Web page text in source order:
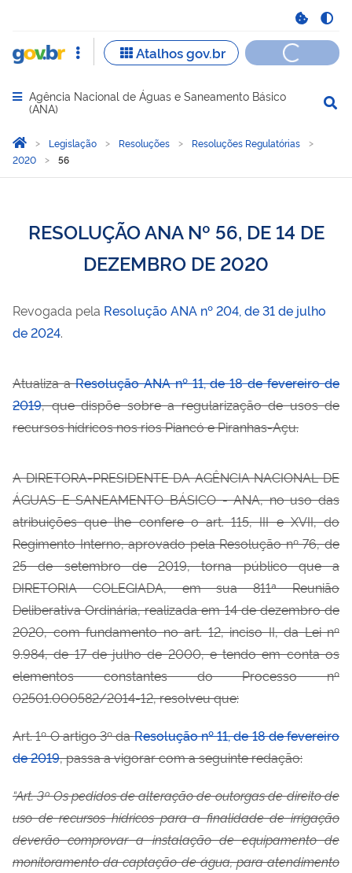
Abrir menu principal de navegação
Agência Nacional de Águas e Saneamento Básico
(ANA)
Você está aqui:
Página Inicial
Legislação Resoluções
Resoluções Regulatórias
2020
56
RESOLUÇÃO ANA Nº 56, DE 14 DE
DEZEMBRO DE 2020
Revogada pela Resolução ANA nº 204, de 31 de julho
de 2024.
Atualiza aResolução ANA nº 11, de 18 de fevereiro de
2019, que dispõe sobre a regularização de usos de
recursos hídricos nos rios Piancó e Piranhas-Açu.
A DIRETORA-PRESIDENTE DA AGÊNCIA NACIONAL DE
ÁGUAS E SANEAMENTO BÁSICO - ANA, no uso das
atribuições que lhe confere o art. 115, III e XVII, do
Regimento Interno, aprovado pela Resolução nº 76, de
25 de setembro de 2019, torna público que a
DIRETORIA COLEGIADA, em sua 811ª Reunião
Deliberativa Ordinária, realizada em 14 de dezembro de
2020, com fundamento no art. 12, inciso II, da Lei nº
9.984, de 17 de julho de 2000, e tendo em conta os
elementos constantes do Processo nº
02501.000582/2014-12, resolveu que:
Art. 1º O artigo 3º daResolução nº 11, de 18 de fevereiro
de 2019, passa a vigorar com a seguinte redação:
“Art. 3º Os pedidos de alteração de outorgas de direito de
uso de recursos hídricos para a finalidade de irrigação
deverão comprovar a instalação de equipamento de
monitoramento da captação de água, para atendimento